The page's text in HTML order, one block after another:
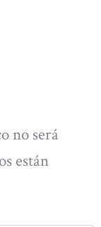
no será
están